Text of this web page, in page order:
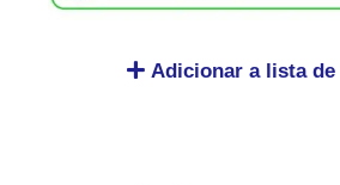
Adicionar a lista de